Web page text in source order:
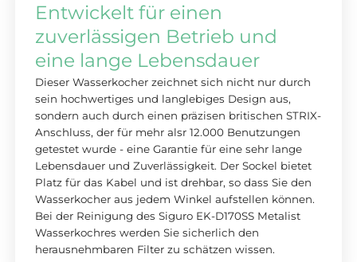
Entwickelt für einen
zuverlässigen Betrieb und
eine lange Lebensdauer
Dieser Wasserkocher zeichnet sich nicht nur durch
sein hochwertiges und langlebiges Design aus,
sondern auch durch einen präzisen britischen STRIX-
Anschluss, der für mehr alsr 12.000 Benutzungen
getestet wurde - eine Garantie für eine sehr lange
Lebensdauer und Zuverlässigkeit. Der Sockel bietet
Platz für das Kabel und ist drehbar, so dass Sie den
Wasserkocher aus jedem Winkel aufstellen können.
Bei der Reinigung des Siguro EK-D170SS Metalist
Wasserkochres werden Sie sicherlich den
herausnehmbaren Filter zu schätzen wissen.